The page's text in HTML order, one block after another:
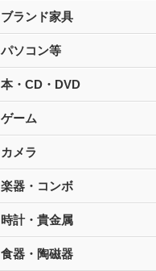
ブランド家具
パソコン等
本・CD・DVD
ゲーム
カメラ
楽器・コンボ
時計・貴金属
食器・陶磁器